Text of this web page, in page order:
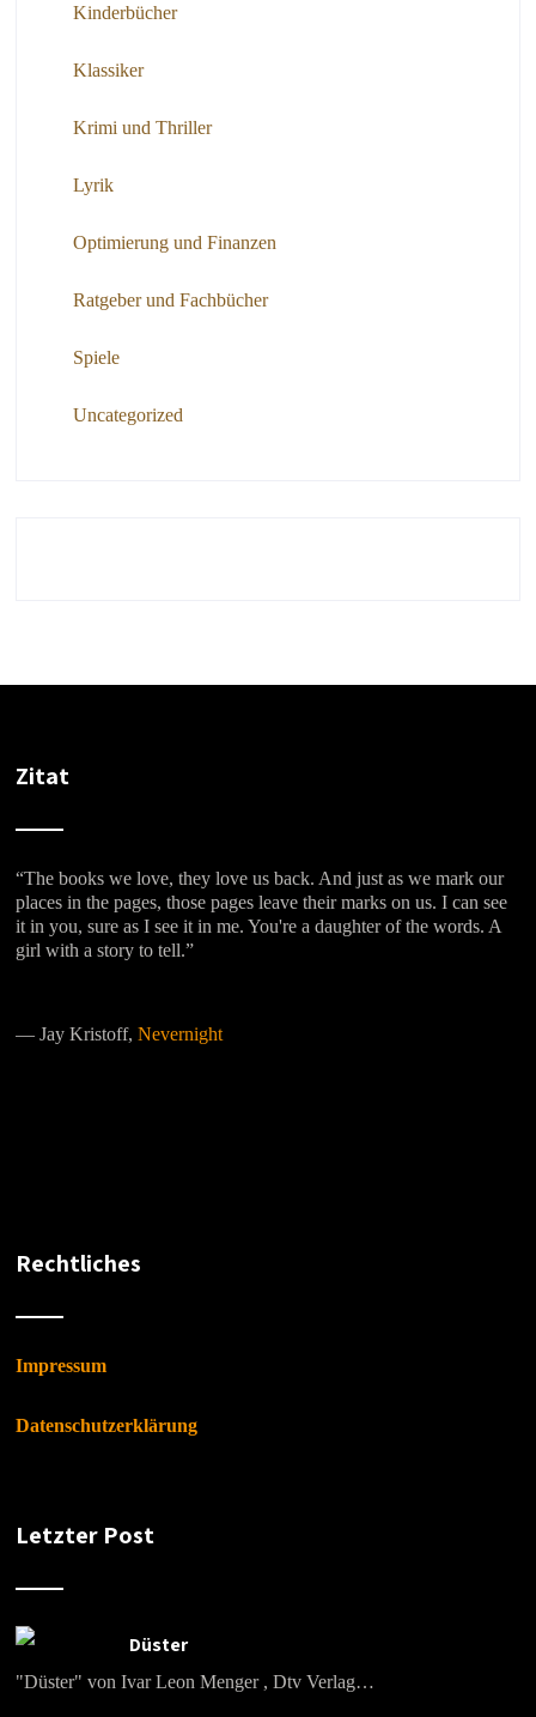
Kinderbücher
Klassiker
Krimi und Thriller
Lyrik
Optimierung und Finanzen
Ratgeber und Fachbücher
Spiele
Uncategorized
Zitat
“The books we love, they love us back. And just as we mark our
places in the pages, those pages leave their marks on us. I can see
it in you, sure as I see it in me. You're a daughter of the words. A
girl with a story to tell.”
―Jay Kristoff,Nevernight
Rechtliches
Impressum
Datenschutzerklärung
Letzter Post
Düster
"Düster" von Ivar Leon Menger , Dtv Verlag…